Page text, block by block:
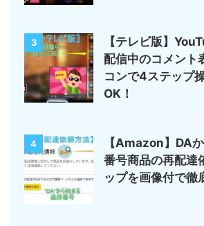
3
【テレビ版】
配信中のコメント
コンで4ステップ
OK！
4
【Amazon】DA
番号商品の再配達
ップを画像付で徹